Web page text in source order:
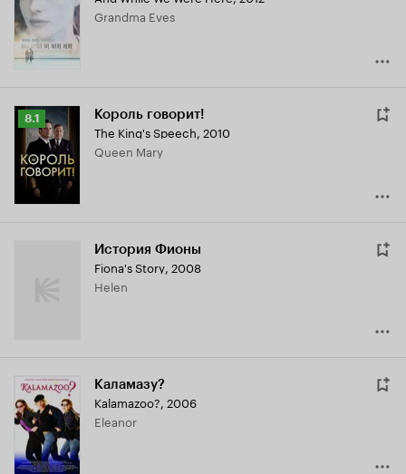
6.7
Grandma Eves
Рейтинг
Кинопоиска
8.1
8.1 Король говорит!
The King's Speech, 2010
Queen Mary
История Фионы
Fiona's Story, 2008
Helen
Каламазу?
Kalamazoo?, 2006
Eleanor